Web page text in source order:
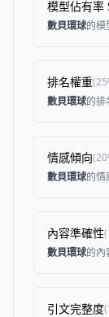
模型佔有率
數貝環球的模
排名權重(
數貝環球的排
情感傾向(
數貝環球的情
內容準確性(
數貝環球的內
引文完整度(